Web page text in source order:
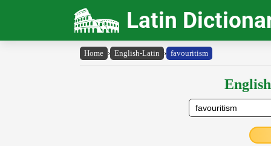
Latin
Home › English-Latin › favouritism